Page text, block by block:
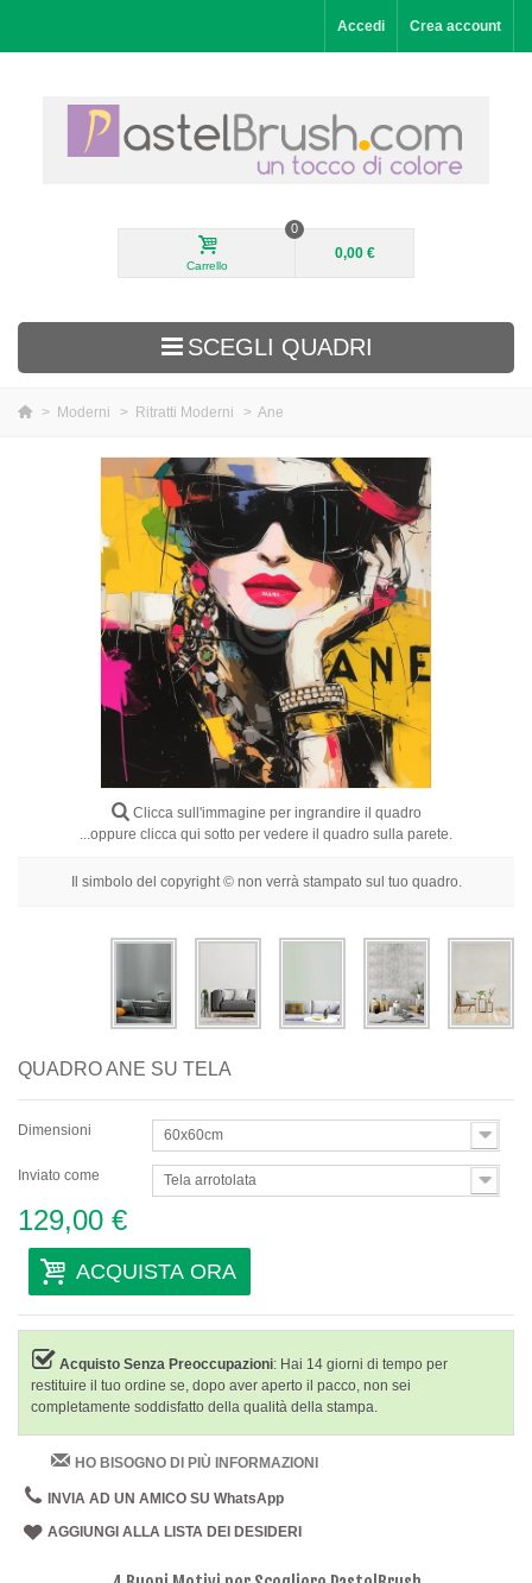
Accedi Crea account
Carrello
0
0,00 €
SCEGLI QUADRI
> Moderni > Ritratti Moderni > Ane
Clicca sull'immagine per ingrandire il quadro
...oppure clicca qui sotto per vedere il quadro sulla parete.
Il simbolo del copyright © non verrà stampato sul tuo quadro.
QUADRO ANE SU TELA
Dimensioni 60x60cm
Inviato come Tela arrotolata
129,00 €
ACQUISTA ORA
Acquisto Senza Preoccupazioni: Hai 14 giorni di tempo per
restituire il tuo ordine se, dopo aver aperto il pacco, non sei
completamente soddisfatto della qualità della stampa.
HO BISOGNO DI PIÙ INFORMAZIONI
INVIA AD UN AMICO SU WhatsApp
AGGIUNGI ALLA LISTA DEI DESIDERI